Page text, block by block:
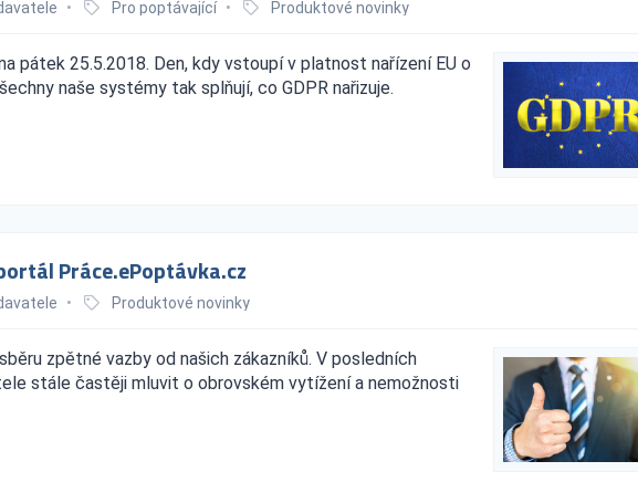
• Pro poptávající • Produktové novinky
pátek 25.5.2018. Den, kdy vstoupí v platnost nařízení EU o
naše systémy tak splňují, co GDPR nařizuje.
Práce.ePoptávka.cz
• Produktové novinky
zpětné vazby od našich zákazníků. V posledních
stále častěji mluvit o obrovském vytížení a nemožnosti